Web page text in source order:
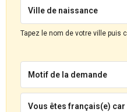
Ville de naissance
Tapez le nom de votre ville puis
Motif de la demande
Vous êtes français(e) car